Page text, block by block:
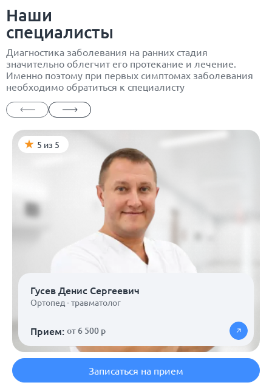
Наши
специалисты
Диагностика заболевания на ранних стадия
значительно облегчит его протекание и лечение.
Именно поэтому при первых симптомах заболевания
необходимо обратиться к специалисту
5 из 5
Гусев Денис Сергеевич
Ортопед - травматолог
Прием: от 6 500 р
Записаться на прием